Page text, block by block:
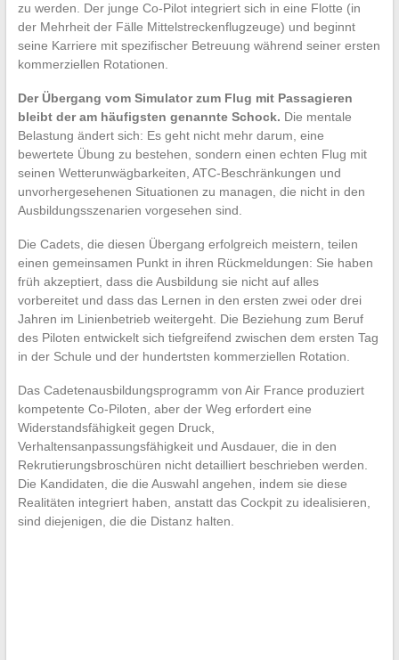
zu werden. Der junge Co-Pilot integriert sich in eine Flotte (in
der Mehrheit der Fälle Mittelstreckenflugzeuge) und beginnt
seine Karriere mit spezifischer Betreuung während seiner ersten
kommerziellen Rotationen.
Der Übergang vom Simulator zum Flug mit Passagieren
bleibt der am häufigsten genannte Schock. Die mentale
Belastung ändert sich: Es geht nicht mehr darum, eine
bewertete Übung zu bestehen, sondern einen echten Flug mit
seinen Wetterunwägbarkeiten, ATC-Beschränkungen und
unvorhergesehenen Situationen zu managen, die nicht in den
Ausbildungsszenarien vorgesehen sind.
Die Cadets, die diesen Übergang erfolgreich meistern, teilen
einen gemeinsamen Punkt in ihren Rückmeldungen: Sie haben
früh akzeptiert, dass die Ausbildung sie nicht auf alles
vorbereitet und dass das Lernen in den ersten zwei oder drei
Jahren im Linienbetrieb weitergeht. Die Beziehung zum Beruf
des Piloten entwickelt sich tiefgreifend zwischen dem ersten Tag
in der Schule und der hundertsten kommerziellen Rotation.
Das Cadetenausbildungsprogramm von Air France produziert
kompetente Co-Piloten, aber der Weg erfordert eine
Widerstandsfähigkeit gegen Druck,
Verhaltensanpassungsfähigkeit und Ausdauer, die in den
Rekrutierungsbroschüren nicht detailliert beschrieben werden.
Die Kandidaten, die die Auswahl angehen, indem sie diese
Realitäten integriert haben, anstatt das Cockpit zu idealisieren,
sind diejenigen, die die Distanz halten.